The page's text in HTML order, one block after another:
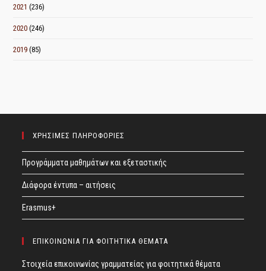
2021 (236)
2020 (246)
2019 (85)
ΧΡΗΣΙΜΕΣ ΠΛΗΡΟΦΟΡΙΕΣ
Προγράμματα μαθημάτων και εξεταστικής
Διάφορα έντυπα – αιτήσεις
Erasmus+
ΕΠΙΚΟΙΝΩΝΙΑ ΓΙΑ ΦΟΙΤΗΤΙΚΑ ΘΕΜΑΤΑ
Στοιχεία επικοινωνίας γραμματείας για φοιτητικά θέματα